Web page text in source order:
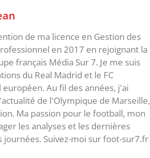
de ma licence en Gestion des
en 2017 en rejoignant la
français Média Sur 7. Je me suis
du Real Madrid et le FC
Au fil des années, j'ai
de l'Olympique de Marseille,
Ma passion pour le football, mon
les analyses et les dernières
Suivez-moi sur foot-sur7.fr